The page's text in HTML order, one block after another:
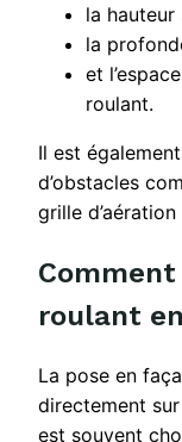
la hauteur
la
et
roulant.
Il est
d’obstacles
grille
roulant
La pose en
directement
est souvent